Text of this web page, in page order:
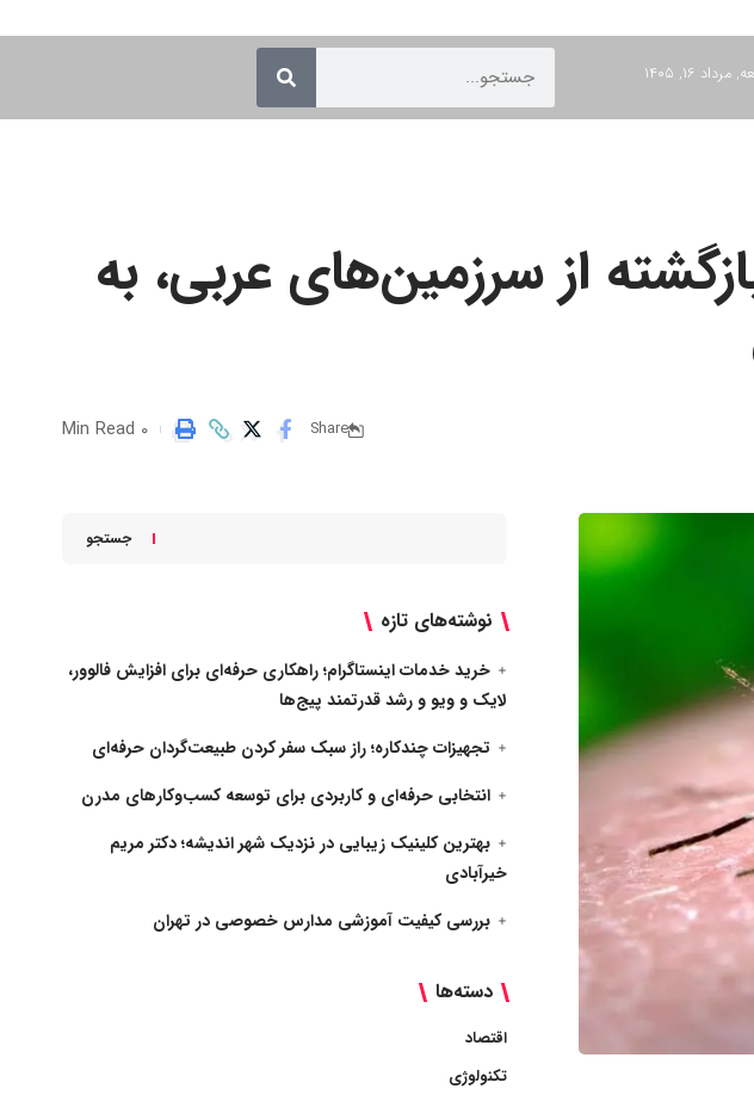
۱۶, ۱۴۰۵
از سرزمین‌های عربی، به
Share
0 Min Read
جستجو
نوشته‌های تازه
خرید خدمات اینستاگرام؛ راهکاری حرفه‌ای برای افزایش فالوور،
لایک و ویو و رشد قدرتمند پیج‌ها
تجهیزات چندکاره؛ راز سبک سفر کردن طبیعت‌گردان حرفه‌ای
انتخابی حرفه‌ای و کاربردی برای توسعه کسب‌وکارهای مدرن
بهترین کلینیک زیبایی در نزدیک شهر اندیشه؛ دکتر مریم
خیرآبادی
بررسی کیفیت آموزشی مدارس خصوصی در تهران
دسته‌ها
اقتصاد
تکنولوژی